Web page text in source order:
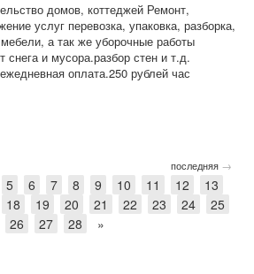
домов, коттеджей Ремонт,
услуг перевозка, упаковка, разборка,
а так же уборочные работы
снега и мусора.разбор стен и т.д.
оплата.250 рублей час
последняя →
5 6 7 8 9 10 11 12
13
18 19 20 21 22 23 24
25
26
27 28 »